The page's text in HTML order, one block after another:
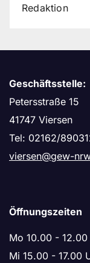
Redaktion
Geschäftsstelle:
Petersstraße 15
41747 Viersen
Tel: 02162/
viersen@gew-
Öffnungszeiten
Mo 10.00 - 12.00
Mi 15.00 - 17.00